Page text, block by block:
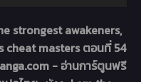
strongest awakeners,
cheat masters ตอนที่ 54
- อ่านการ์ตูนฟรี